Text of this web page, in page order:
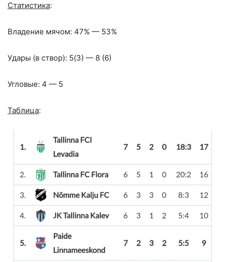
Статистика:
Владение мячом: 47% — 53%
Удары (в створ): 5(3) — 8 (6)
Угловые: 4 — 5
Таблица: